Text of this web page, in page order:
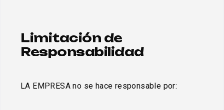
Limitación de
Responsabilidad
LA EMPRESA no se hace responsable por: